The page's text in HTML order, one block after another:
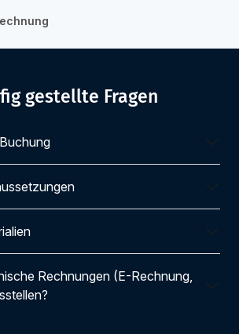
gestellte Fragen
Rechnungen (E-Rechnung,